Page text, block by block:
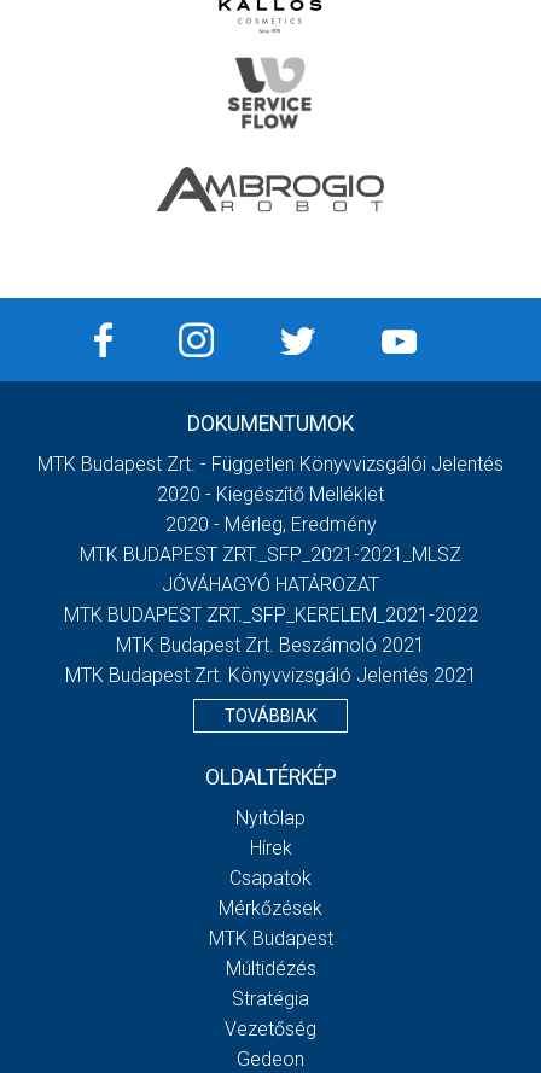
DOKUMENTUMOK
MTK Budapest Zrt. - Független Könyvvizsgálói Jelentés
2020 - Kiegészítő Melléklet
2020 - Mérleg, Eredmény
MTK BUDAPEST ZRT._SFP_2021-2021_MLSZ
JÓVÁHAGYÓ HATÁROZAT
MTK BUDAPEST ZRT._SFP_KERELEM_2021-2022
MTK Budapest Zrt. Beszámoló 2021
MTK Budapest Zrt. Könyvvizsgáló Jelentés 2021
TOVÁBBIAK
OLDALTÉRKÉP
Nyitólap
Hírek
Csapatok
Mérkőzések
MTK Budapest
Múltidézés
Stratégia
Vezetőség
Gedeon